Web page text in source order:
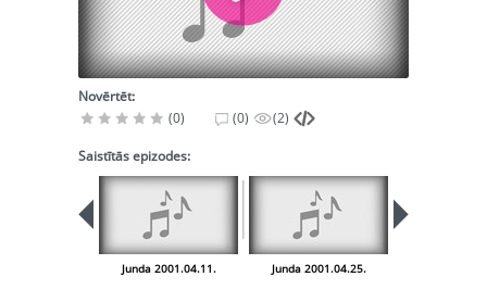
Novērtēt:
(0)
(0) (2)
Saistītās epizodes:
Junda 2001.04.11. Junda 2001.04.25.